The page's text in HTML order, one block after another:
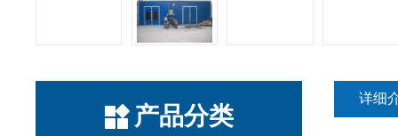
产品分类
详细